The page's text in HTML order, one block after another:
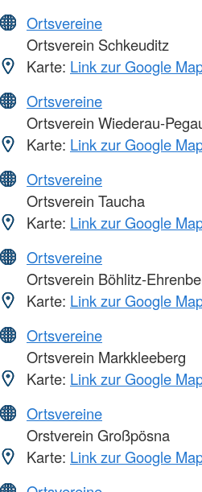
Ortsvereine
Ortsverein Schkeuditz
Karte: Link zur Google
Ortsvereine
Ortsverein Wiederau-
Karte: Link zur Google
Ortsvereine
Ortsverein Taucha
Karte: Link zur Google
Ortsvereine
Ortsverein Böhlitz-
Karte: Link zur Google
Ortsvereine
Ortsverein Markkleeberg
Karte: Link zur Google
Ortsvereine
Orstverein Großpösna
Karte: Link zur Google